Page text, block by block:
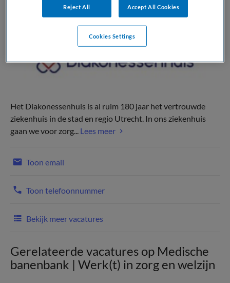
Het Diakonessenhuis is al ruim 180 jaar het vertrouwde
ziekenhuis in de stad en regio Utrecht. In ons ziekenhuis
gaan we voor zorg... Lees meer
Toon email
Toon telefoonnummer
Bekijk meer vacatures
Gerelateerde vacatures op Medische
banenbank | Werk(t) in zorg en welzijn
Reject All Accept All Cookies
Cookies Settings